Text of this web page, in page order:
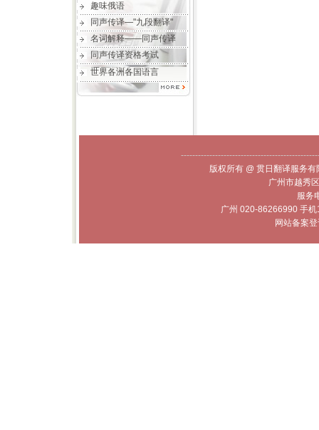
趣味俄语
同声传译—"九段翻译"
名词解释——同声传译
同声传译资格考试
世界各洲各国语言
版权所有 @ 贯日翻译服务
广州市越秀
服务
广州 020-86266990 手
网站备案